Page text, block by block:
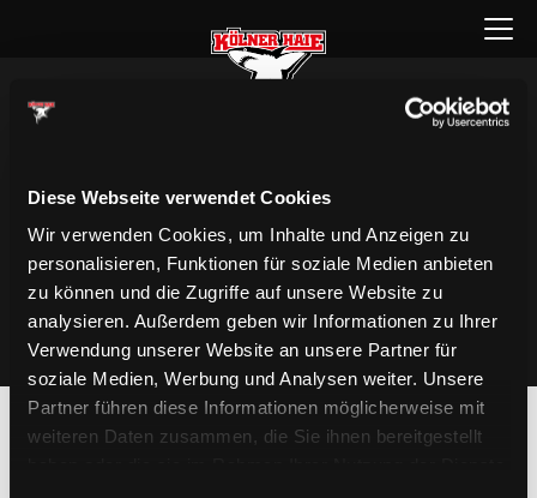
Diese Webseite verwendet Cookies
Wir verwenden Cookies, um Inhalte und Anzeigen zu
personalisieren, Funktionen für soziale Medien anbieten
zu können und die Zugriffe auf unsere Website zu
analysieren. Außerdem geben wir Informationen zu Ihrer
Verwendung unserer Website an unsere Partner für
soziale Medien, Werbung und Analysen weiter. Unsere
Partner führen diese Informationen möglicherweise mit
weiteren Daten zusammen, die Sie ihnen bereitgestellt
Menü
öffnen